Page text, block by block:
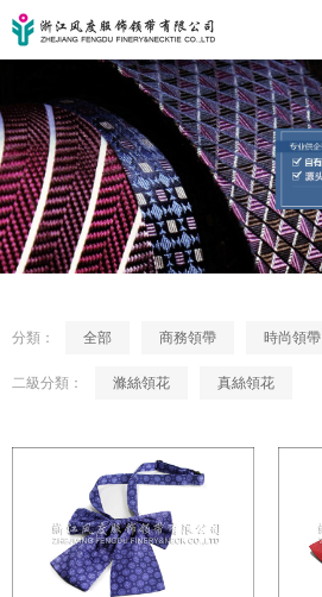
分類： 全部 商務領帶 時尚領帶
二級分類： 滌絲領花 真絲領花